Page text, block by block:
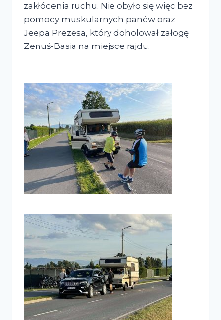
zakłócenia ruchu. Nie obyło się więc bez
pomocy muskularnych panów oraz
Jeepa Prezesa, który doholował załogę
Zenuś-Basia na miejsce rajdu.